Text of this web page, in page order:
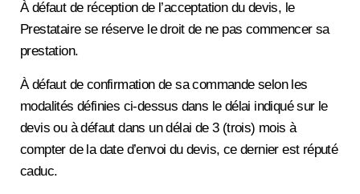
À défaut de réception de l’acceptation du devis, le
Prestataire se réserve le droit de ne pas commencer sa
prestation.
À défaut de confirmation de sa commande selon les
modalités définies ci-dessus dans le délai indiqué sur le
devis ou à défaut dans un délai de 3 (trois) mois à
compter de la date d’envoi du devis, ce dernier est réputé
caduc.